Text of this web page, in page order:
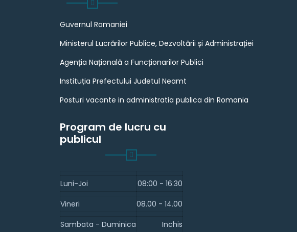
Guvernul Romaniei
Ministerul Lucrărilor Publice, Dezvoltării și Administrației
Agenția Națională a Funcționarilor Publici
Instituția Prefectului Judetul Neamt
Posturi vacante in administratia publica din Romania
Program de lucru cu
publicul
Luni-Joi
08:00 - 16:30
Vineri
08.00 - 14.00
Sambata - Duminica
Inchis